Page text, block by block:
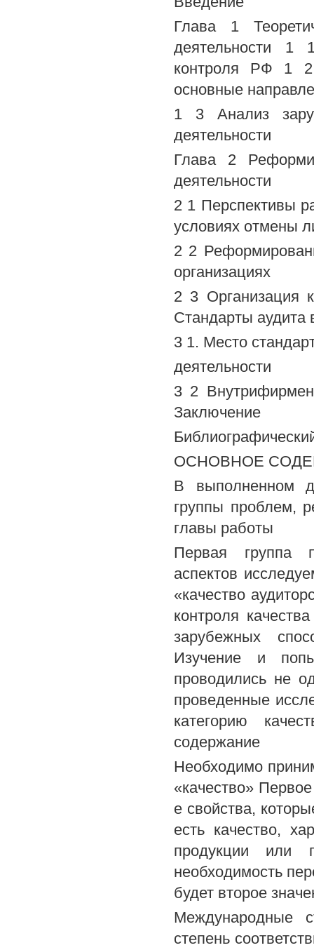
Глава 1
деятельности 1
контроля РФ 1 2
основные
1 3 Анализ
деятельности
Глава 2
деятельности
2 1 Перспективы
условиях отмены
2 2
организациях
2 3 Организация
Стандарты аудита
3 1. Место
деятельности
3 2
Заключение
ОСНОВНОЕ
В выполненном
группы проблем,
главы работы
Первая группа
аспектов
«качество
контроля
зарубежных
Изучение и
проводились не
проведенные
категорию
содержание
Необходимо
«качество»
е свойства,
есть качество,
продукции или
необходимость
будет второе
Международные
степень